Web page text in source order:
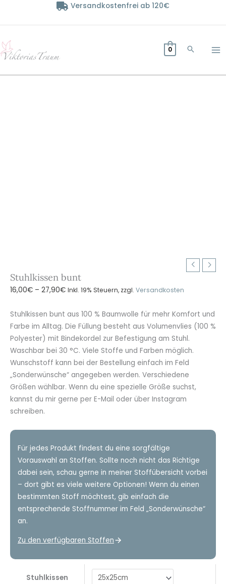
Versandkostenfrei ab 120€
0
Stuhlkissen bunt
16,00€ – 27,90€Preisspanne:
bis
27,90€
Inkl. 19% Steuern, zzgl. Versandkosten
Stuhlkissen bunt aus 100 % Baumwolle für mehr Komfort und
Farbe im Alltag. Die Füllung besteht aus Volumenvlies (100 %
Polyester) mit Bindekordel zur Befestigung am Stuhl.
Waschbar bei 30 °C. Viele Stoffe und Farben möglich.
Wunschstoff kann bei der Bestellung einfach im Feld
„Sonderwünsche“ angegeben werden. Verschiedene
Größen wählbar. Wenn du eine spezielle Größe suchst,
kannst du mir gerne per E-Mail oder über Instagram
schreiben.
Für jedes Produkt findest du eine sorgfältige
Vorauswahl an Stoffen. Sollte noch nicht das Richtige
dabei sein, schau gerne in meiner Stoffübersicht vorbei
– dort gibt es viele weitere Optionen! Wenn du einen
bestimmten Stoff möchtest, gib einfach die
entsprechende Stoffnummer im Feld „Sonderwünsche“
an.
Zu den verfügbaren Stoffen
Stuhlkissen